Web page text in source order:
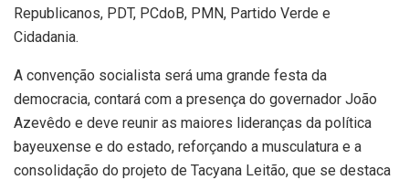
Republicanos, PDT, PCdoB, PMN, Partido Verde e
Cidadania.
A convenção socialista será uma grande festa da
democracia, contará com a presença do governador João
Azevêdo e deve reunir as maiores lideranças da política
bayeuxense e do estado, reforçando a musculatura e a
consolidação do projeto de Tacyana Leitão, que se destaca